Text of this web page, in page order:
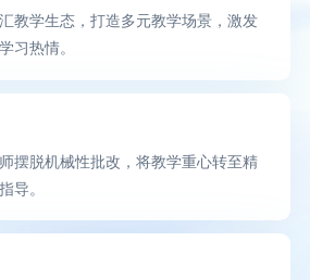
教学生态，打造多元教学场景，激发
习热情。
摆脱机械性批改，将教学重心转至精
导。